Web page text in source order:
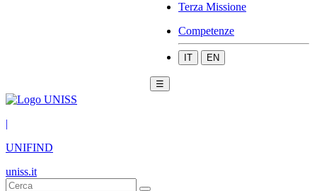
Terza Missione
Competenze
IT EN
☰
|
UNIFIND
uniss.it